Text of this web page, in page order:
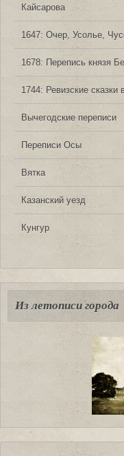
Кайсарова
1647: Очер, Усолье,
1678: Перепись князя
1744: Ревизские сказки
Вычегодские переписи
Переписи Осы
Вятка
Казанский уезд
Кунгур
Из летописи города